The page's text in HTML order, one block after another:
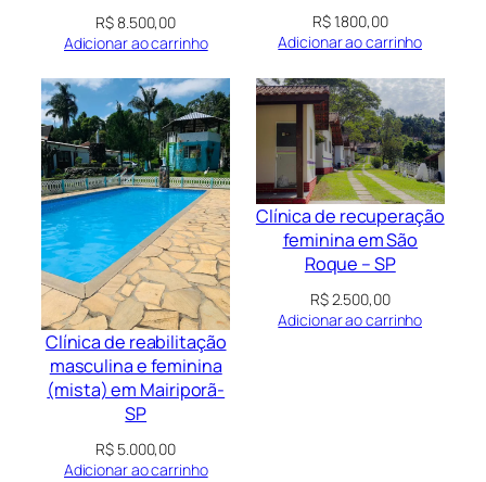
R$8.500,00
Adicionar ao carrinho
R$1.800,00
Adicionar ao carrinho
Clínica de reabilitação
masculina e feminina
(mista) em Mairiporã-
SP
R$ 5.000,00
Adicionar ao carrinho
Clínica de recuperação
feminina em São
Roque – SP
R$2.500,00
Adicionar ao carrinho